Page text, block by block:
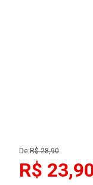
De:R$ 28,90
R$